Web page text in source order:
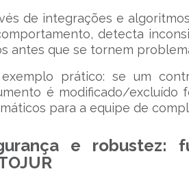
de integrações e
detecta
antes que se tornem
prático: se um
é modificado/excluído
para a equipe de
e robustez: